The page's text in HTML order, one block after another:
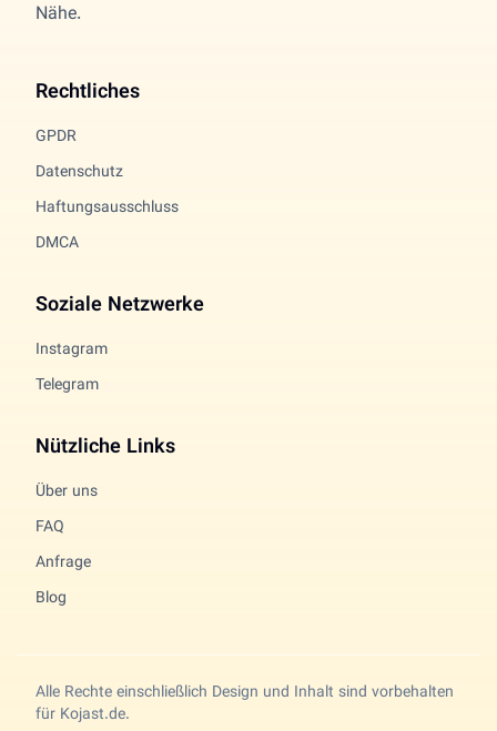
Nähe.
Rechtliches
GPDR
Datenschutz
Haftungsausschluss
DMCA
Soziale Netzwerke
Instagram
Telegram
Nützliche Links
Über uns
FAQ
Anfrage
Blog
Alle Rechte einschließlich Design und Inhalt sind vorbehalten
für Kojast.de.